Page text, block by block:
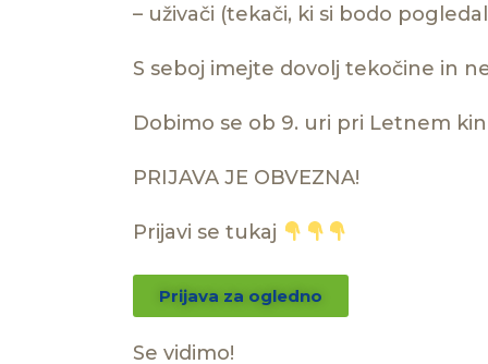
– uživači (tekači, ki si bodo
S seboj imejte dovolj tekočine in
Dobimo se ob 9. uri pri Letnem
PRIJAVA JE OBVEZNA!
Prijavi se tukaj
Prijava za ogledno
Se vidimo!